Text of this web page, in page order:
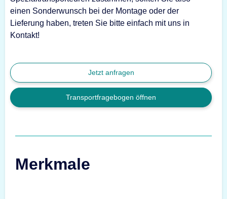
einen Sonderwunsch bei der Montage oder der
Lieferung haben, treten Sie bitte einfach mit uns in
Kontakt!
Jetzt anfragen
Transportfragebogen öffnen
Merkmale